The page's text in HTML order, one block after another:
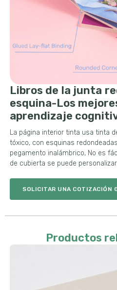
Libros de la junta
esquina-Los
aprendizaje
La página interior tinta usa tinta
tóxico, con esquinas
pegamento inalámbrico, No es
de cubierta se puede personalizar
SOLICITAR UNA COTIZACIÓN
Productos